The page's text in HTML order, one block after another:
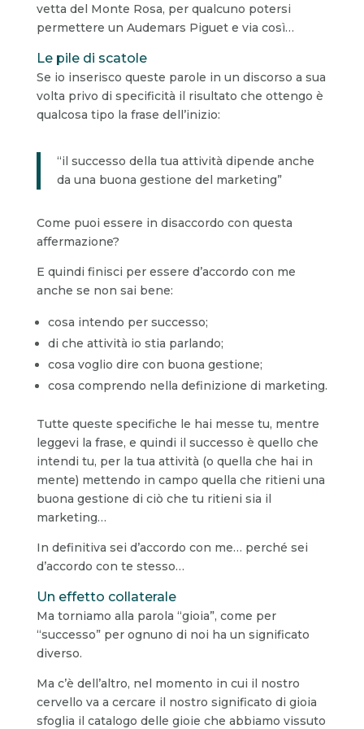
vetta del Monte Rosa, per qualcuno potersi
permettere un Audemars Piguet e via così…
Le pile di scatole
Se io inserisco queste parole in un discorso a sua
volta privo di specificità il risultato che ottengo è
qualcosa tipo la frase dell’inizio:
“il successo della tua attività dipende anche
da una buona gestione del marketing”
Come puoi essere in disaccordo con questa
affermazione?
E quindi finisci per essere d’accordo con me
anche se non sai bene:
cosa intendo per successo;
di che attività io stia parlando;
cosa voglio dire con buona gestione;
cosa comprendo nella definizione di marketing.
Tutte queste specifiche le hai messe tu, mentre
leggevi la frase, e quindi il successo è quello che
intendi tu, per la tua attività (o quella che hai in
mente) mettendo in campo quella che ritieni una
buona gestione di ciò che tu ritieni sia il
marketing…
In definitiva sei d’accordo con me… perché sei
d’accordo con te stesso…
Un effetto collaterale
Ma torniamo alla parola “gioia”, come per
“successo” per ognuno di noi ha un significato
diverso.
Ma c’è dell’altro, nel momento in cui il nostro
cervello va a cercare il nostro significato di gioia
sfoglia il catalogo delle gioie che abbiamo vissuto